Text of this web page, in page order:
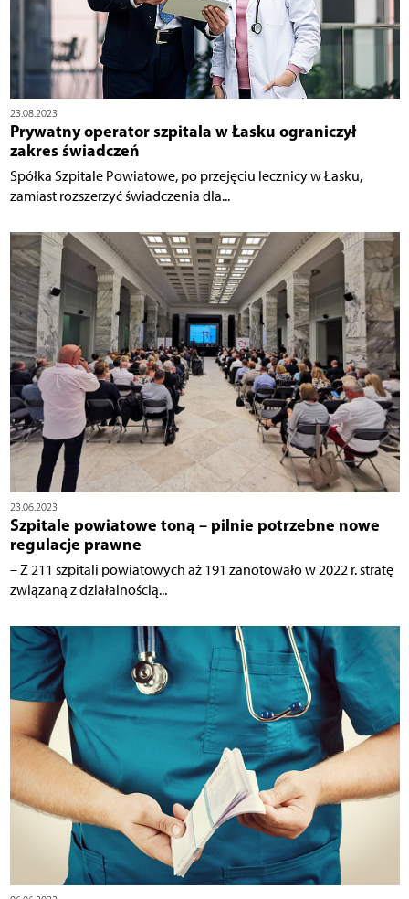
23.08.2023
Prywatny operator szpitala w Łasku ograniczył
zakres świadczeń
Spółka Szpitale Powiatowe, po przejęciu lecznicy w Łasku,
zamiast rozszerzyć świadczenia dla...
23.06.2023
Szpitale powiatowe toną – pilnie potrzebne nowe
regulacje prawne
– Z 211 szpitali powiatowych aż 191 zanotowało w 2022 r. stratę
związaną z działalnością...